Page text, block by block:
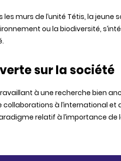
les murs de l’unité Tétis, la
ou la biodiversité,
sur la société
à une recherche bien
à l’international
relatif à l’importance de